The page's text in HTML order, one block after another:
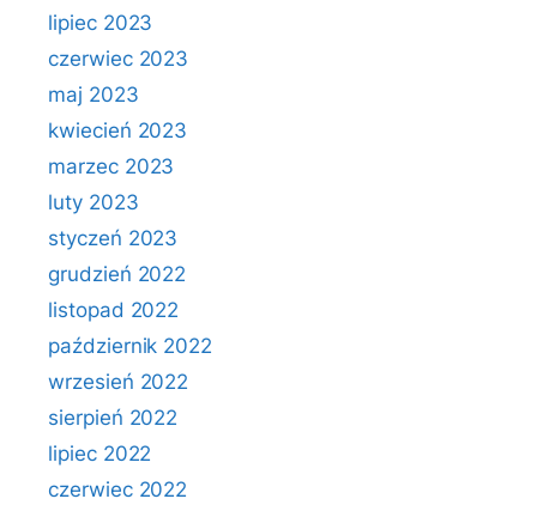
lipiec 2023
czerwiec 2023
maj 2023
kwiecień 2023
marzec 2023
luty 2023
styczeń 2023
grudzień 2022
listopad 2022
październik 2022
wrzesień 2022
sierpień 2022
lipiec 2022
czerwiec 2022